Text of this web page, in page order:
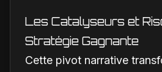
Les Catalyseurs et
Stratégie Gagnante
Cette pivot narrative